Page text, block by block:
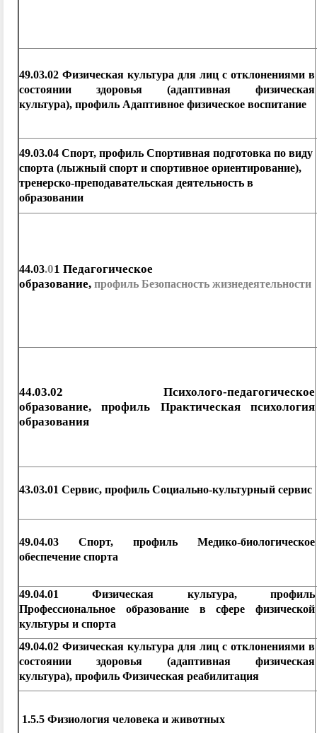
49.03.02 Физическая культура для лиц с отклонениями в
состоянии здоровья (адаптивная физическая
культура), профиль Адаптивное физическое воспитание
49.03.04 Спорт, профиль Спортивная подготовка по виду
спорта (лыжный спорт и спортивное ориентирование),
тренерско-преподавательская деятельность в
образовании
44.03.01 Педагогическое
образование, профиль Безопасность жизнедеятельности
44.03.02 Психолого-педагогическое
образование, профиль Практическая психология
образования
43.03.01 Сервис, профиль Социально-культурный сервис
49.04.03 Спорт, профиль Медико-биологическое
обеспечение спорта
49.04.01 Физическая культура, профиль
Профессиональное образование в сфере физической
культуры и спорта
49.04.02 Физическая культура для лиц с отклонениями в
состоянии здоровья (адаптивная физическая
культура), профиль Физическая реабилитация
1.5.5 Физиология человека и животных